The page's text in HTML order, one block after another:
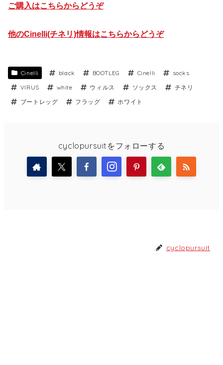
ご購入はこちらからどうぞ
他のCinelli(チネリ)情報はこちらからどうぞ
Cinelli black BOOTLEG Cinelli
socks
VIRUS
white ウィルス ソックス
チネリ
ブートレッグ
フラッグ ホワイト
cyclopursuitをフォローする
cyclopursuit